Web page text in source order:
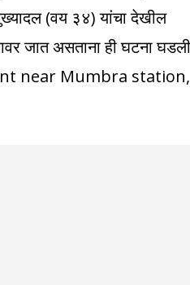
(वय ३४) यांचा देखील
जात असताना ही घटना
near Mumbra station,